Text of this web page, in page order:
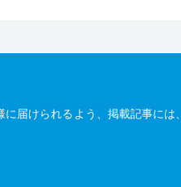
届けられるよう、掲載記事には、